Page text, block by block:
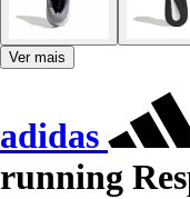
Ver mais
adidas
running